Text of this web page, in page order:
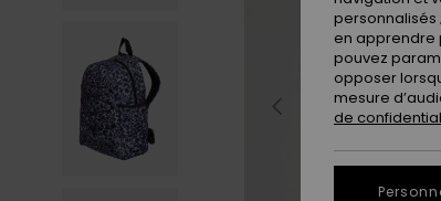
personnalisés
en apprendre
pouvez
opposer
mesure
de